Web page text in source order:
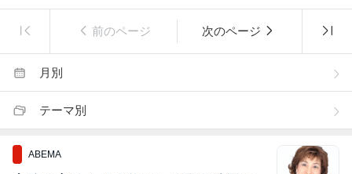
前のページ 次のページ
月別
テーマ別
ABEMA